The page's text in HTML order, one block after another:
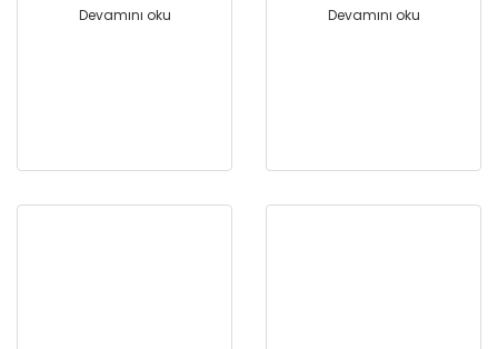
Devamını oku Devamını oku